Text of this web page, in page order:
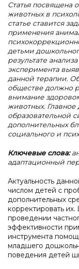
Статья посвящена
животных в
статье ставится
применения
детьми
результате
эксперимента
данной терапии.
обществе должно
внимание
животных. Главное
образовательной
дополнительных
социального и
Ключевые слова:
адаптационный
Актуальность
числом детей с
дополнительных
корректировать
проведении
эффективности
инструмента
младшего
поведения детей